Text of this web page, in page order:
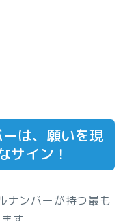
は、願いを現
サイン！
ナンバーが持つ最も